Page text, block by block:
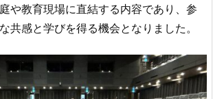
や教育現場に直結する内容であり、参
共感と学びを得る機会となりました。